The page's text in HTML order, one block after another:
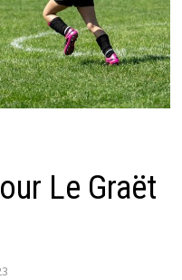
Le Graët